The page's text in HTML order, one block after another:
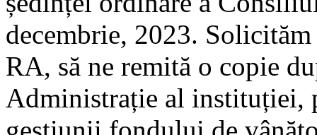
decembrie, 2023.
RA, să ne remită o copie
Administrație al instituției,